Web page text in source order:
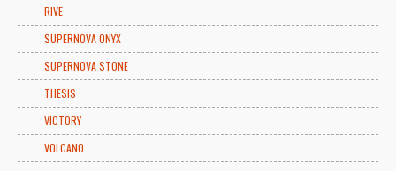
RIVE
SUPERNOVA ONYX
SUPERNOVA STONE
THESIS
VICTORY
VOLCANO